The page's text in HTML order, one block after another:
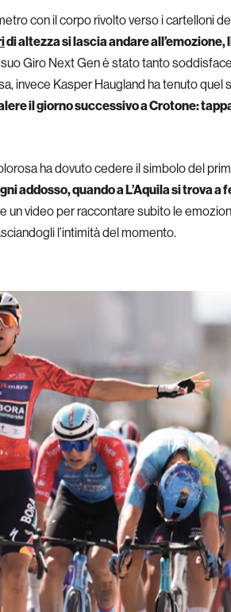
con il corpo rivolto verso i cartelloni
di altezza si lascia andare
Giro Next Gen è stato tanto
invece Kasper Haugland ha tenuto
il giorno successivo a Crotone:
ha dovuto cedere il simbolo del
addosso, quando a L’Aquila si trova
un video per raccontare subito le
l’intimità del momento.